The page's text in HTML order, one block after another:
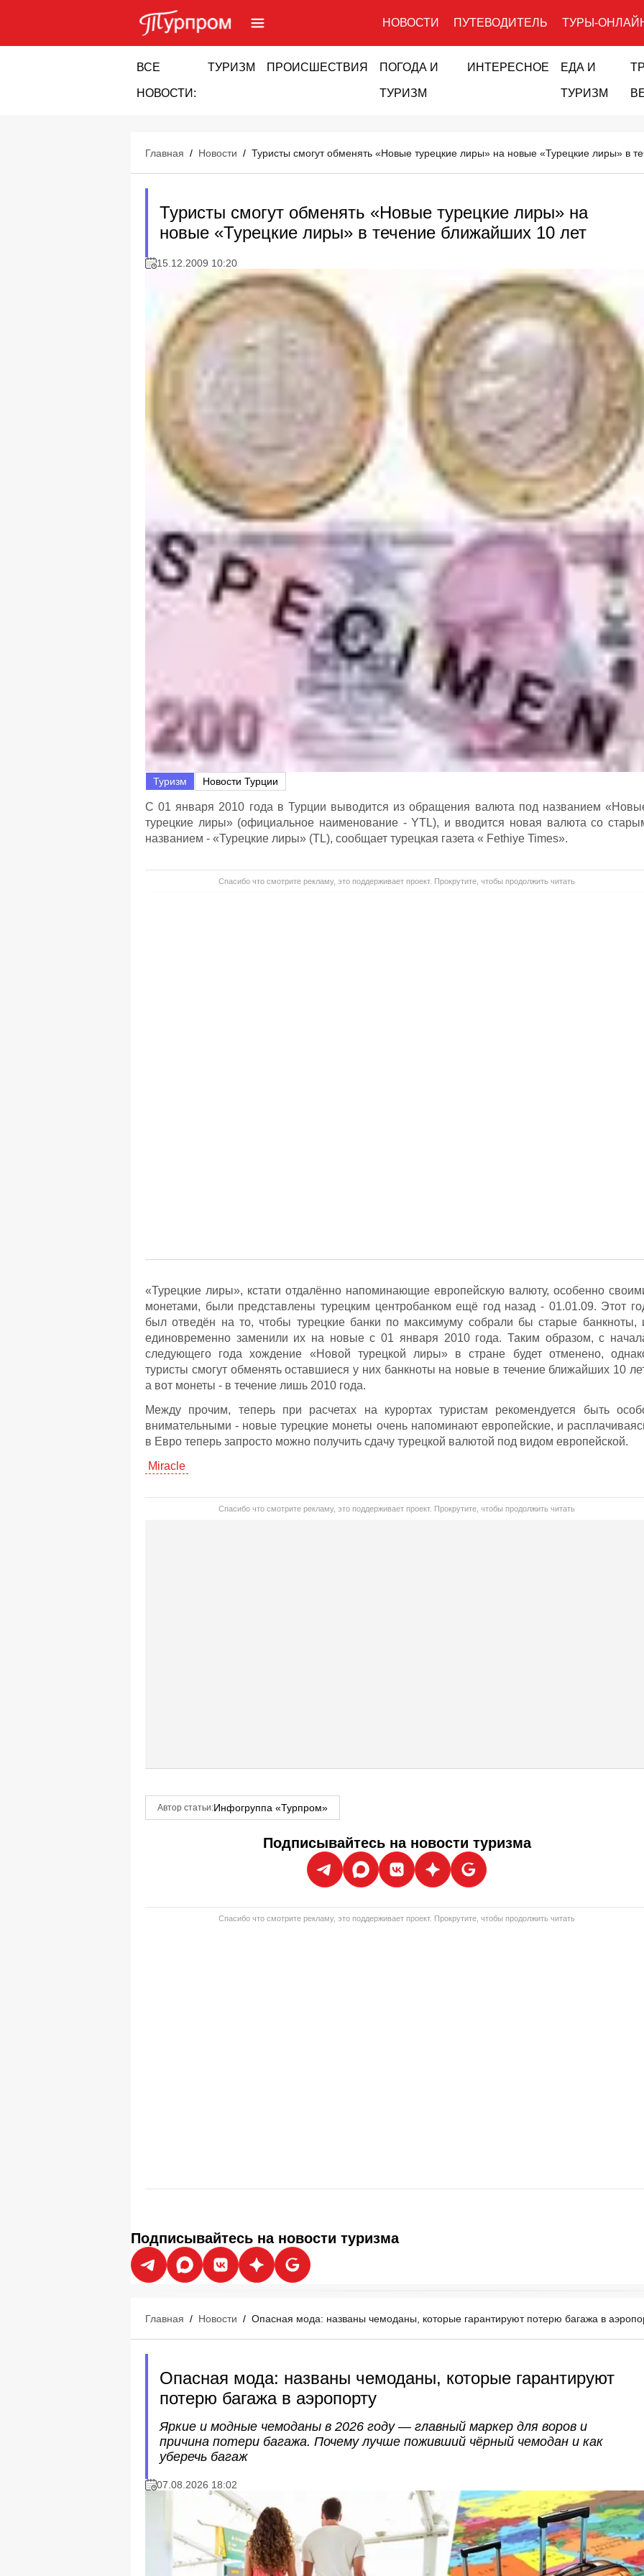
НОВОСТИ ПУТЕВОДИТЕЛЬ ТУРЫ-
ВСЕ
НОВОСТИ:
ТУРИЗМ ПРОИСШЕСТВИЯ ПОГОДА И
ТУРИЗМ
ИНТЕРЕСНОЕ ЕДА И
ТУРИЗМ
Главная / Новости / Туристы смогут обменять «Новые турецкие лиры» на новые «Турецкие лиры» в
Туристы смогут обменять «Новые турецкие лиры» на
новые «Турецкие лиры» в течение ближайших 10 лет
15.12.2009 10:20
Туризм Новости Турции
С 01 января 2010 года в Турции выводится из обращения валюта под названием
турецкие лиры» (официальное наименование - YTL), и вводится новая валюта со
названием - «Турецкие лиры» (TL), сообщает турецкая газета « Fethiye Times».
Спасибо что смотрите рекламу, это поддерживает проект. Прокрутите, чтобы продолжить читать
«Турецкие лиры», кстати отдалённо напоминающие европейскую валюту, особенно
монетами, были представлены турецким центробанком ещё год назад - 01.01.09. Этот
был отведён на то, чтобы турецкие банки по максимуму собрали бы старые банкноты,
единовременно заменили их на новые с 01 января 2010 года. Таким образом, с
следующего года хождение «Новой турецкой лиры» в стране будет отменено,
туристы смогут обменять оставшиеся у них банкноты на новые в течение ближайших 10
а вот монеты - в течение лишь 2010 года.
Между прочим, теперь при расчетах на курортах туристам рекомендуется быть
внимательными - новые турецкие монеты очень напоминают европейские, и
в Евро теперь запросто можно получить сдачу турецкой валютой под видом европейской.
Miracle
Спасибо что смотрите рекламу, это поддерживает проект. Прокрутите, чтобы продолжить читать
Автор статьи:Инфогруппа «Турпром»
Подписывайтесь на новости туризма
Спасибо что смотрите рекламу, это поддерживает проект. Прокрутите, чтобы продолжить читать
Подписывайтесь на новости туризма
Главная / Новости / Опасная мода: названы чемоданы, которые гарантируют потерю багажа в
Опасная мода: названы чемоданы, которые гарантируют
потерю багажа в аэропорту
Яркие и модные чемоданы в 2026 году — главный маркер для воров и
причина потери багажа. Почему лучше поживший чёрный чемодан и как
уберечь багаж
07.08.2026 18:02